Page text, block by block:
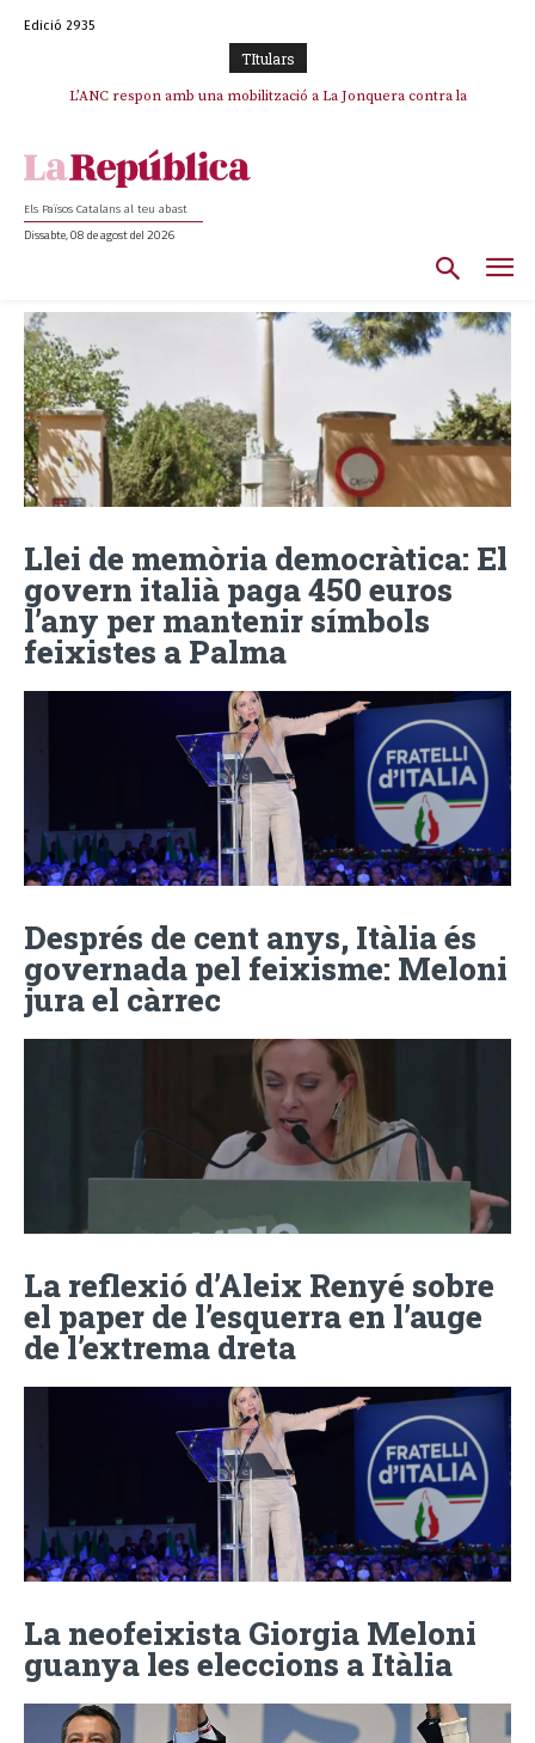
Edició 2935
TItulars
SOS Costa Brava es planta contra la “nefasta” prolongació de la C-32 i
Els Països Catalans al teu abast
Dissabte, 08 de agost del 2026
Llei de memòria democràtica: El
govern italià paga 450 euros
l’any per mantenir símbols
feixistes a Palma
Després de cent anys, Itàlia és
governada pel feixisme: Meloni
jura el càrrec
La reflexió d’Aleix Renyé sobre
el paper de l’esquerra en l’auge
de l’extrema dreta
La neofeixista Giorgia Meloni
guanya les eleccions a Itàlia